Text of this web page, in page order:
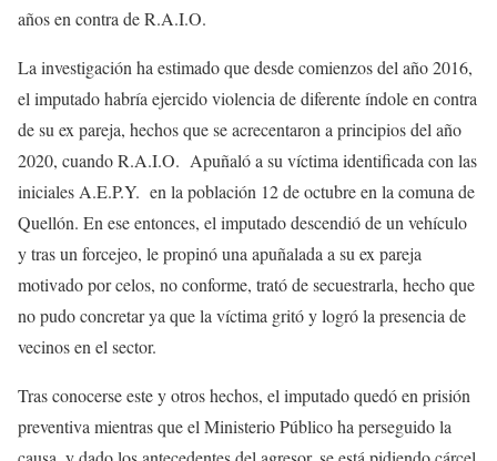
años en contra de R.A.I.O.
La investigación ha estimado que desde comienzos del año 2016,
el imputado habría ejercido violencia de diferente índole en contra
de su ex pareja, hechos que se acrecentaron a principios del año
2020, cuando R.A.I.O. Apuñaló a su víctima identificada con las
iniciales A.E.P.Y. en la población 12 de octubre en la comuna de
Quellón. En ese entonces, el imputado descendió de un vehículo
y tras un forcejeo, le propinó una apuñalada a su ex pareja
motivado por celos, no conforme, trató de secuestrarla, hecho que
no pudo concretar ya que la víctima gritó y logró la presencia de
vecinos en el sector.
Tras conocerse este y otros hechos, el imputado quedó en prisión
preventiva mientras que el Ministerio Público ha perseguido la